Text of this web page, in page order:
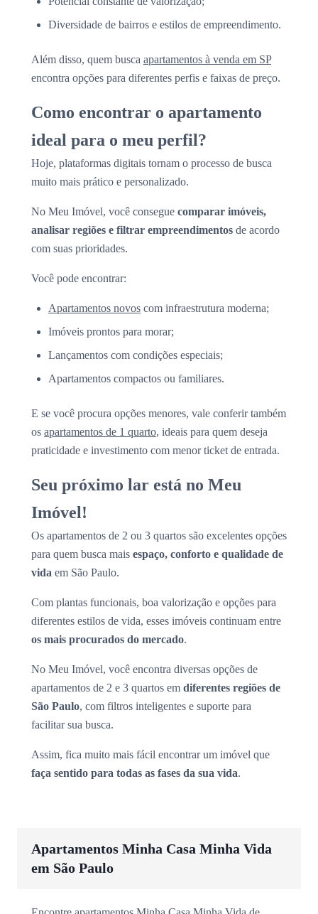
Diversidade de bairros e estilos de empreendimento.
Além disso, quem busca apartamentos à venda em SP
encontra opções para diferentes perfis e faixas de preço.
Como encontrar o apartamento
ideal para o meu perfil?
Hoje, plataformas digitais tornam o processo de busca
muito mais prático e personalizado.
No Meu Imóvel, você consegue comparar imóveis,
analisar regiões e filtrar empreendimentos de acordo
com suas prioridades.
Você pode encontrar:
Apartamentos novos com infraestrutura moderna;
Imóveis prontos para morar;
Lançamentos com condições especiais;
Apartamentos compactos ou familiares.
E se você procura opções menores, vale conferir também
os apartamentos de 1 quarto, ideais para quem deseja
praticidade e investimento com menor ticket de entrada.
Seu próximo lar está no Meu
Imóvel!
Os apartamentos de 2 ou 3 quartos são excelentes opções
para quem busca mais espaço, conforto e qualidade de
vida em São Paulo.
Com plantas funcionais, boa valorização e opções para
diferentes estilos de vida, esses imóveis continuam entre
os mais procurados do mercado.
No Meu Imóvel, você encontra diversas opções de
apartamentos de 2 e 3 quartos em diferentes regiões de
São Paulo, com filtros inteligentes e suporte para
facilitar sua busca.
Assim, fica muito mais fácil encontrar um imóvel que
faça sentido para todas as fases da sua vida.
Apartamentos Minha Casa Minha Vida
em São Paulo